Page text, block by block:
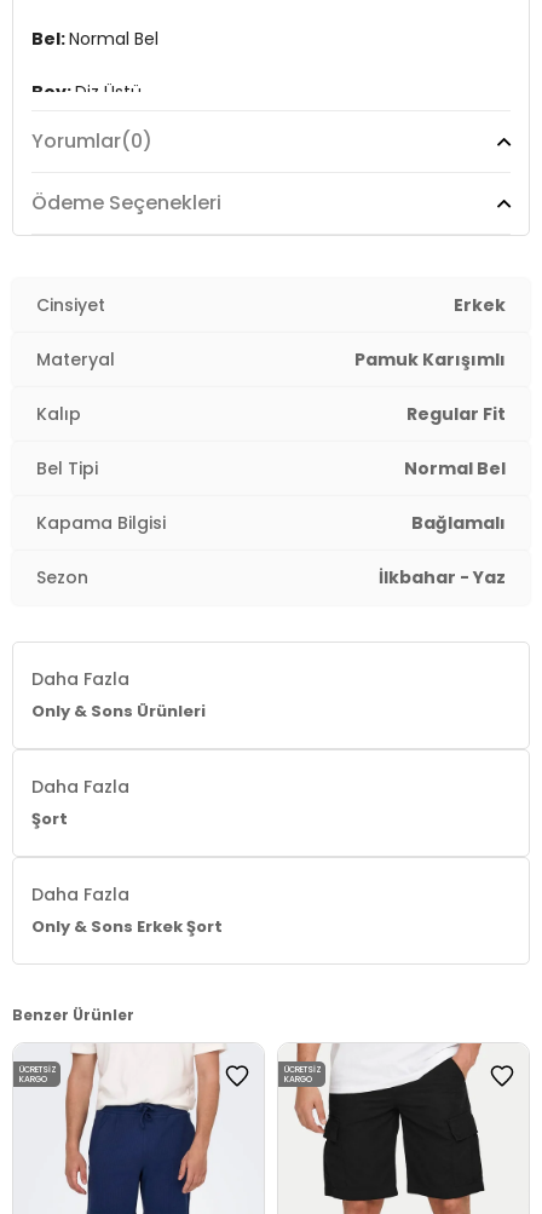
Bel:Normal Bel
Boy:Diz Üstü
Kalıp Bilgisi:Normal Kalıp
Yaş Grubu:Yetişkin
Yorumlar(0)
Ödeme Seçenekleri
Cinsiyet Erkek
Materyal Pamuk Karışımlı
Kalıp Regular Fit
Bel Tipi Normal Bel
Kapama Bilgisi Bağlamalı
Sezon İlkbahar - Yaz
Daha Fazla
Only & Sons Ürünleri
Daha Fazla
Şort
Daha Fazla
Only & Sons Erkek Şort
Benzer Ürünler
ÜCRETSIZ
KARGO
ÜCRETSIZ
KARGO